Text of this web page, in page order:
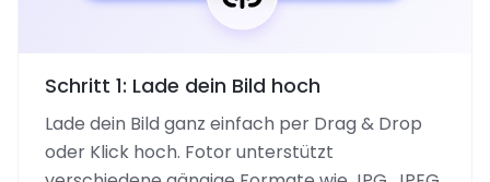
Schritt 1: Lade dein Bild hoch
Lade dein Bild ganz einfach per Drag & Drop
oder Klick hoch. Fotor unterstützt